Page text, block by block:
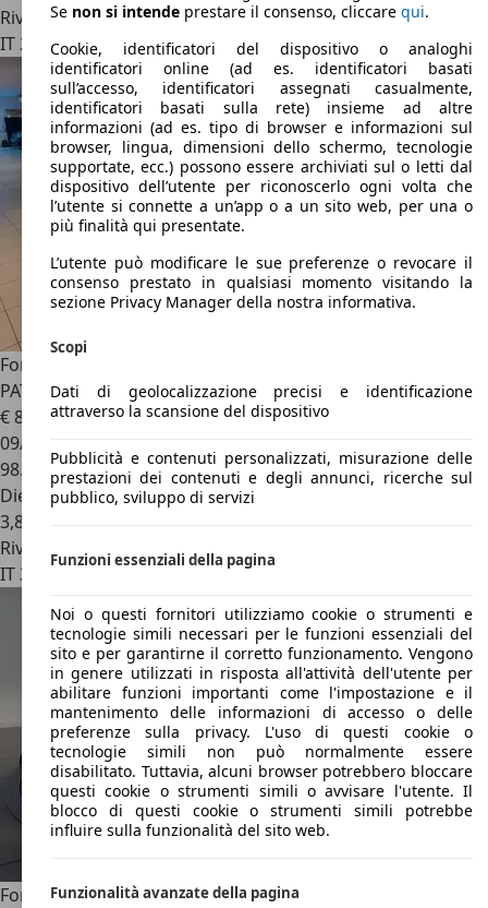
Rivenditore
IT 20900Monza - Monza Brianza - Mb
Ford B-Max
PATENTATI*PORTIERE SCORREVOLI
€ 8.300
09/2016
98.900 km
Diesel
3,8 l/100 km (comb.)
Rivenditore
IT 31015
Conegliano - Treviso - Tv
Ford B-Max
Se non si intende prestare il consenso, cliccare qui.
Cookie, identificatori del dispositivo o analoghi
identificatori online (ad es. identificatori basati
sull’accesso, identificatori assegnati casualmente,
identificatori basati sulla rete) insieme ad altre
informazioni (ad es. tipo di browser e informazioni sul
browser, lingua, dimensioni dello schermo, tecnologie
supportate, ecc.) possono essere archiviati sul o letti dal
dispositivo dell’utente per riconoscerlo ogni volta che
l’utente si connette a un’app o a un sito web, per una o
più finalità qui presentate.
L’utente può modificare le sue preferenze o revocare il
consenso prestato in qualsiasi momento visitando la
sezione Privacy Manager della nostra informativa.
Scopi
Dati di geolocalizzazione precisi e identificazione
attraverso la scansione del dispositivo
Pubblicità e contenuti personalizzati, misurazione delle
prestazioni dei contenuti e degli annunci, ricerche sul
pubblico, sviluppo di servizi
Funzioni essenziali della pagina
Noi o questi fornitori utilizziamo cookie o strumenti e
tecnologie simili necessari per le funzioni essenziali del
sito e per garantirne il corretto funzionamento. Vengono
in genere utilizzati in risposta all'attività dell'utente per
abilitare funzioni importanti come l'impostazione e il
mantenimento delle informazioni di accesso o delle
preferenze sulla privacy. L'uso di questi cookie o
tecnologie simili non può normalmente essere
disabilitato. Tuttavia, alcuni browser potrebbero bloccare
questi cookie o strumenti simili o avvisare l'utente. Il
blocco di questi cookie o strumenti simili potrebbe
influire sulla funzionalità del sito web.
Funzionalità avanzate della pagina